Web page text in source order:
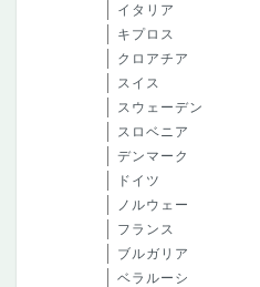
イタリア
キプロス
クロアチア
スイス
スウェーデン
スロベニア
デンマーク
ドイツ
ノルウェー
フランス
ブルガリア
ベラルーシ